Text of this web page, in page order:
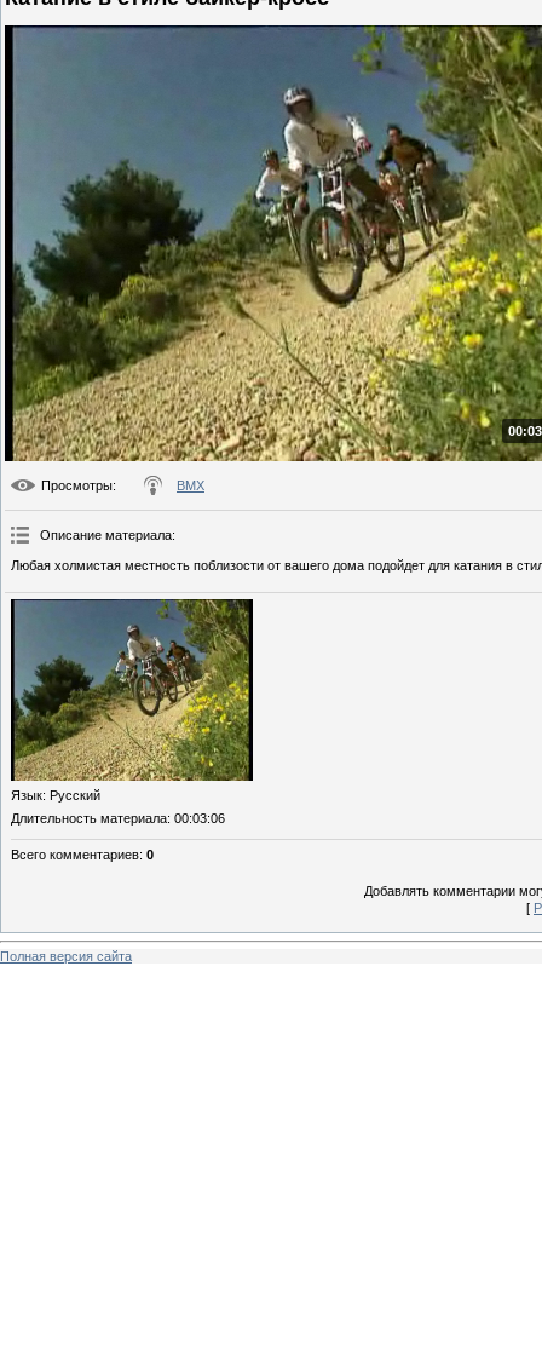
Просмотры: BMX
Описание материала:
Любая холмистая местность поблизости от вашего дома подойдет для катания в
Язык: Русский
Длительность материала: 00:03:06
Всего комментариев: 0
Добавлять комментарии
[
Полная версия сайта